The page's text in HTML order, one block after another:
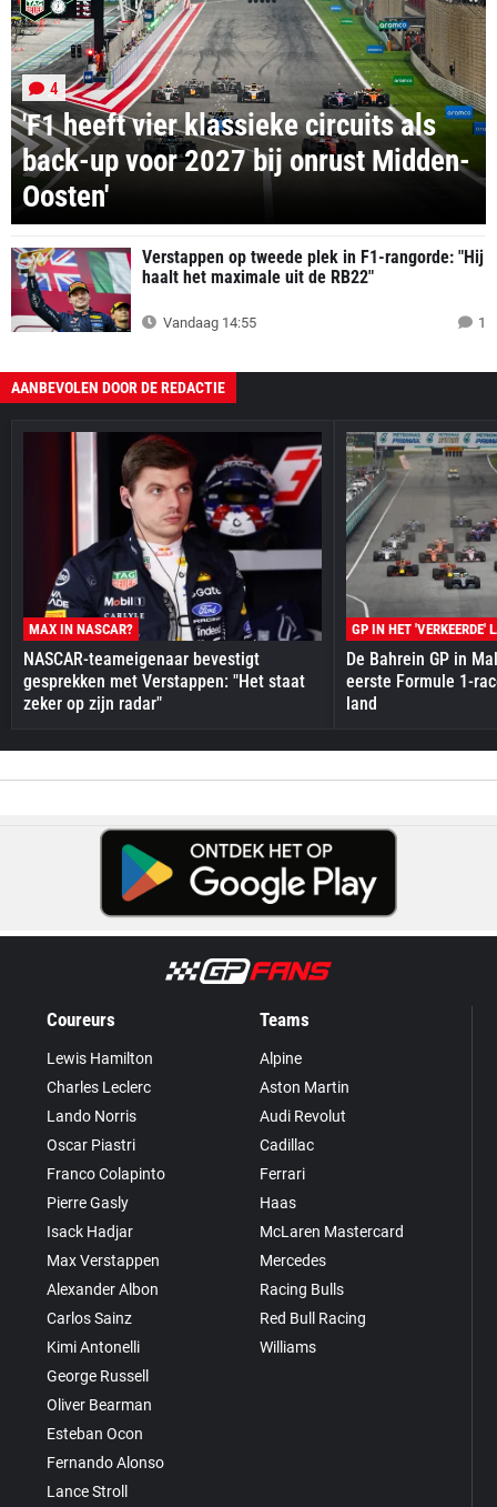
'F1 heeft vier klassieke circuits als
back-up voor 2027 bij onrust Midden-
Oosten'
4
Verstappen op tweede plek in F1-rangorde: "Hij
haalt het maximale uit de RB22"
Vandaag 14:55 1
AANBEVOLEN DOOR DE REDACTIE
MAX IN NASCAR?
NASCAR-teameigenaar bevestigt
gesprekken met Verstappen: "Het staat
zeker op zijn radar"
GP IN HET 'VERKEERDE'
De Bahrein GP in
eerste Formule 1-
land
Coureurs
Lewis Hamilton
Charles Leclerc
Lando Norris
Oscar Piastri
Franco Colapinto
Pierre Gasly
Isack Hadjar
Max Verstappen
Alexander Albon
Carlos Sainz
Kimi Antonelli
George Russell
Oliver Bearman
Esteban Ocon
Fernando Alonso
Lance Stroll
Teams
Alpine
Aston Martin
Audi Revolut
Cadillac
Ferrari
Haas
McLaren Mastercard
Mercedes
Racing Bulls
Red Bull Racing
Williams